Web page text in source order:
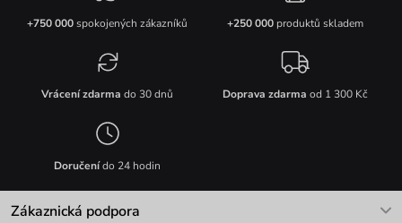
+750 000spokojených zákazníků +250 000produktů skladem
Vrácení zdarma do 30 dnů Doprava zdarma od 1 300 Kč
Doručenído 24 hodin
Zákaznická podpora